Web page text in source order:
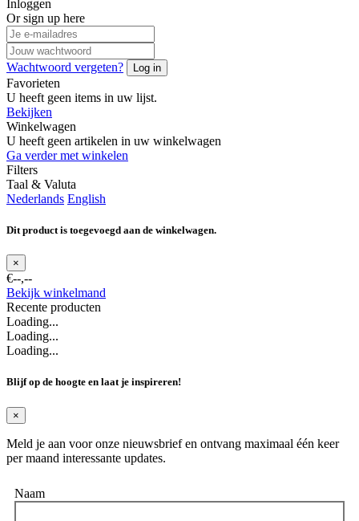
Inloggen
Or sign up here
Wachtwoord vergeten? Log in
Favorieten
U heeft geen items in uw lijst.
Bekijken
Winkelwagen
U heeft geen artikelen in uw winkelwagen
Ga verder met winkelen
Filters
Taal & Valuta
Nederlands English
Dit product is toegevoegd aan de winkelwagen.
×
€--,--
Bekijk winkelmand
Recente producten
Loading...
Loading...
Loading...
Blijf op de hoogte en laat je inspireren!
×
Meld je aan voor onze nieuwsbrief en ontvang maximaal één keer
per maand interessante updates.
Naam